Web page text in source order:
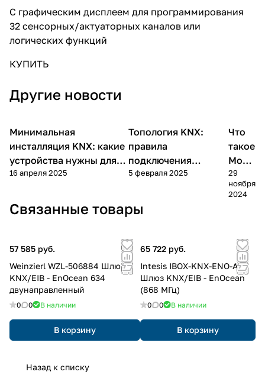
С графическим дисплеем для программирования
32 сенсорных/актуаторных каналов или
логических функций
КУПИТЬ
Другие новости
База знаний
Минимальная
инсталляция KNX: какие
устройства нужны для
запуска умного дома
16 апреля 2025
База знаний
Топология KNX:
правила
подключения
Умного дома на
5 февраля 2025
База
Что
такое
Modb
us?
29
ноября
2024
Связанные товары
57 585 руб.
Weinzierl WZL-506884 Шлюз
KNX/EIB - EnOcean 634
двунаправленный
0 0 В наличии
В корзину
65 722 руб.
Intesis IBOX-KNX-ENO-A1 /
Шлюз KNX/EIB - EnOcean
(868 МГц)
0 0 В наличии
В корзину
Назад к списку